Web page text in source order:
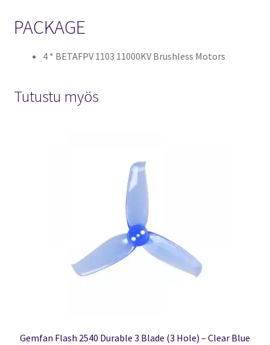
PACKAGE
4 * BETAFPV 1103 11000KV Brushless Motors
Tutustu myös
Gemfan Flash 2540 Durable 3 Blade (3 Hole) – Clear Blue